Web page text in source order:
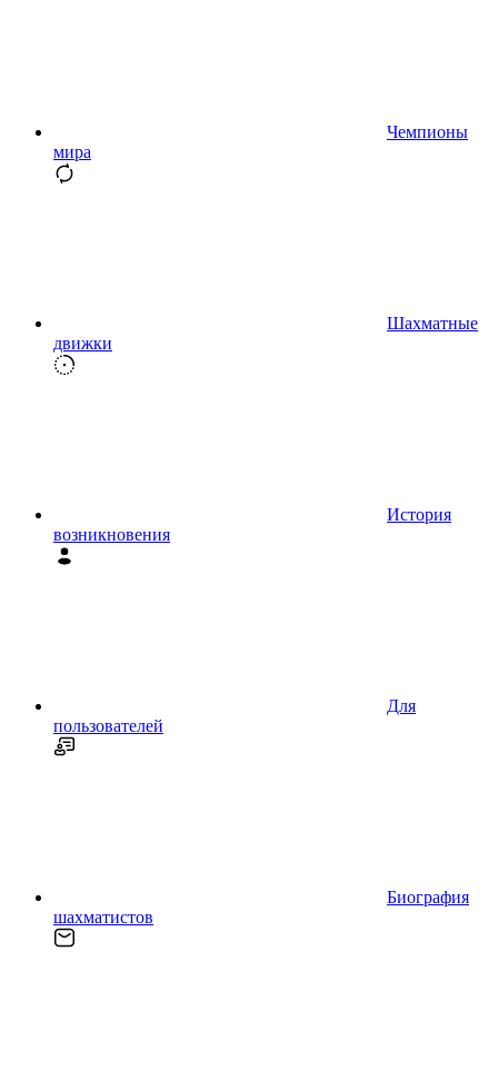
Чемпионы
мира
Шахматные
движки
История
возникновения
Для
пользователей
Биография
шахматистов